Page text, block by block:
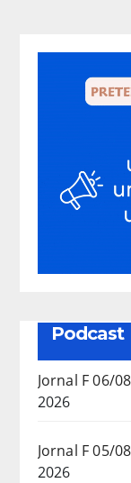
Podcast
Jornal F 06/
2026
Jornal F 05/
2026